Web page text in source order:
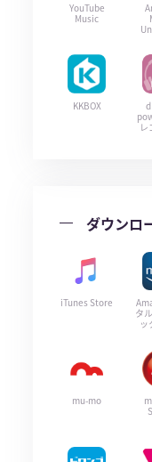
YouTube
Music
KKBOX
レ
ダウンロ
iTunes Store
タ
ッ
mu-mo